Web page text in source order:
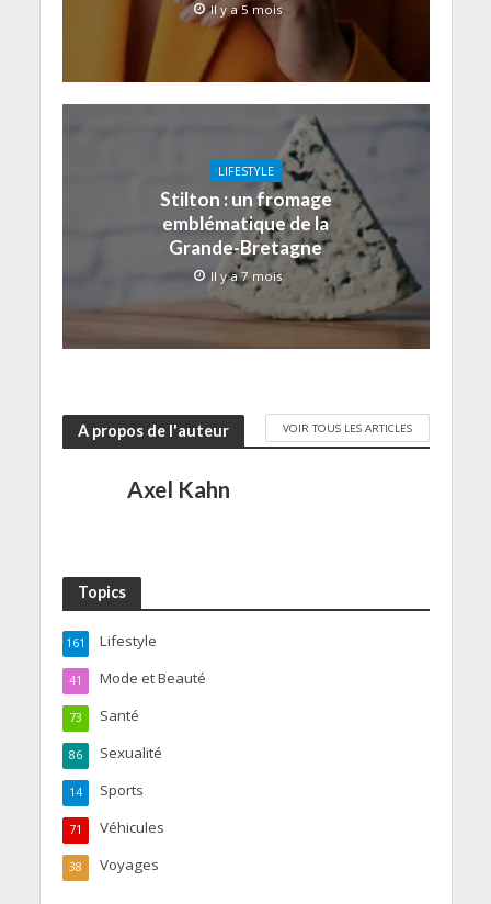
Il y a 5 mois
LIFESTYLE
Stilton : un fromage
emblématique de la
Grande-Bretagne
Il y a 7 mois
A propos de l'auteur VOIR TOUS LES ARTICLES
Axel Kahn
Topics
Lifestyle
161
Mode et Beauté
41
Santé
73
Sexualité
86
Sports
14
Véhicules
71
Voyages
38